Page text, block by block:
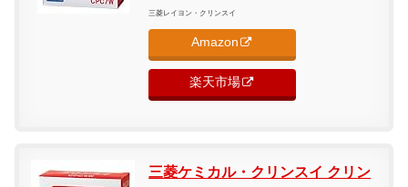
三菱レイヨン・クリンスイ
Amazon
楽天市場
三菱ケミカル・クリンスイ クリン